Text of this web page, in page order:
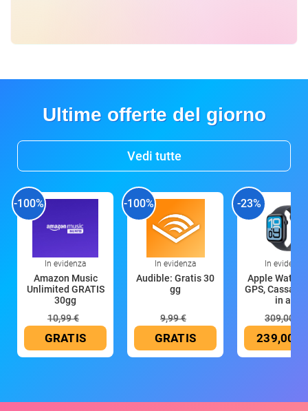
Ultime offerte del giorno
Vedi tutte
-100%
In evidenza
Amazon Music
Unlimited GRATIS
30gg
10,99 €
GRATIS
-100%
In evidenza
Audible: Gratis 30
gg
9,99 €
GRATIS
-23%
In evidenza
Apple Watch
GPS, Cassa
in all
309,00 €
239,00 €